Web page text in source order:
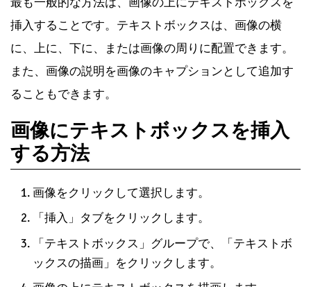
挿入することです。テキストボックスは、画像の横
に、上に、下に、または画像の周りに配置できます。
また、画像の説明を画像のキャプションとして追加す
ることもできます。
画像にテキストボックスを挿入
する方法
画像をクリックして選択します。
「挿入」タブをクリックします。
「テキストボックス」グループで、「テキストボ
ックスの描画」をクリックします。